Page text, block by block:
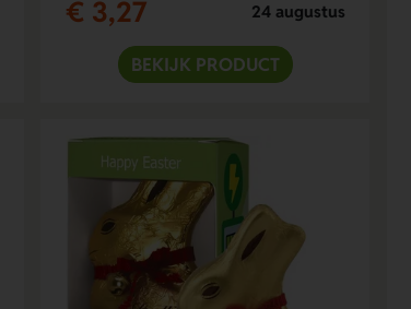
€ 3,27
24 augustus
BEKIJK PRODUCT